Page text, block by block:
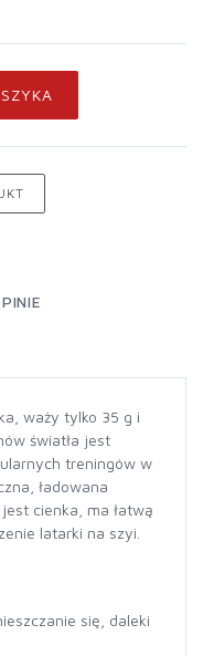
waży tylko 35 g i
światła jest
treningów w
ładowana
cienka, ma łatwą
latarki na szyi.
się, daleki